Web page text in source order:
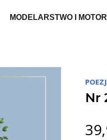
MODELARSTWO I
Nr